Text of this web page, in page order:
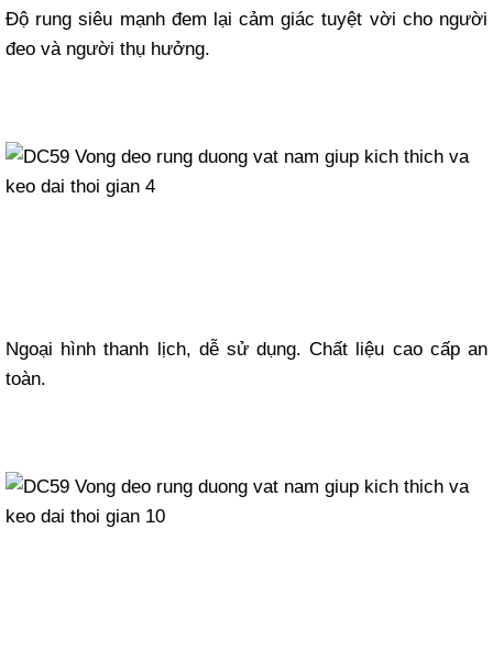
Độ rung siêu mạnh đem lại cảm giác tuyệt vời cho người
đeo và người thụ hưởng.
Ngoại hình thanh lịch, dễ sử dụng. Chất liệu cao cấp an
toàn.